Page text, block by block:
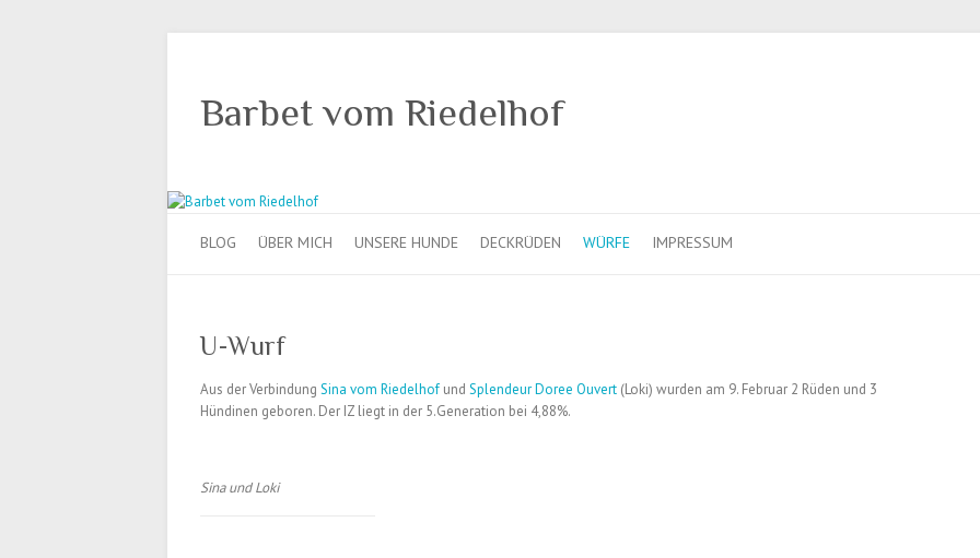
Barbet vom Riedelhof
BLOG ÜBER MICH UNSERE HUNDE DECKRÜDEN WÜRFE IMPRESSUM
U-Wurf
Aus der Verbindung Sina vom Riedelhof und Splendeur Doree Ouvert (Loki) wurden am 9. Februar 2 Rüden und 3
Hündinen geboren. Der IZ liegt in der 5.Generation bei 4,88%.
Sina und Loki